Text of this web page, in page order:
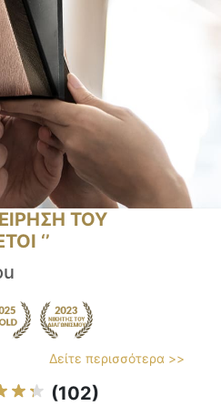
ΤΟΥ
‘’
Δείτε περισσότερα >>
(102)